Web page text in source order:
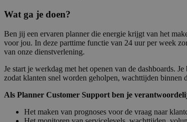
Wat ga je doen?
Ben jij een ervaren planner die energie krijgt van het
voor jou. In deze parttime functie van 24 uur per week
van onze dienstverlening.
Je start je werkdag met het openen van de dashboards.
zodat klanten snel worden geholpen, wachttijden
Als Planner Customer Support ben je
Het maken van prognoses voor de vraag naar